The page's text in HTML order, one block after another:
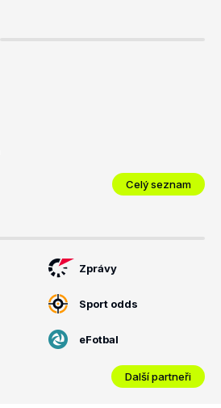
Celý seznam
Zprávy
Sport odds
eFotbal
Další partneři